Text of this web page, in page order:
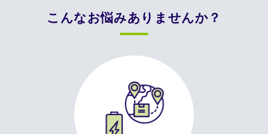
こんなお悩みありませんか？